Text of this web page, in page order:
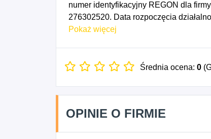
numer identyfikacyjny REGON dla
276302520. Data rozpoczęcia
kody PKD to: 8621Z - Praktyka
Pokaż więcej
Średnia ocena: 0
OPINIE O FIRMIE